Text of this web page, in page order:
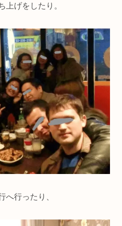
上げをしたり。
へ行ったり、